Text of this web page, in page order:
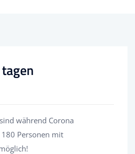
sind während Corona
Personen mit